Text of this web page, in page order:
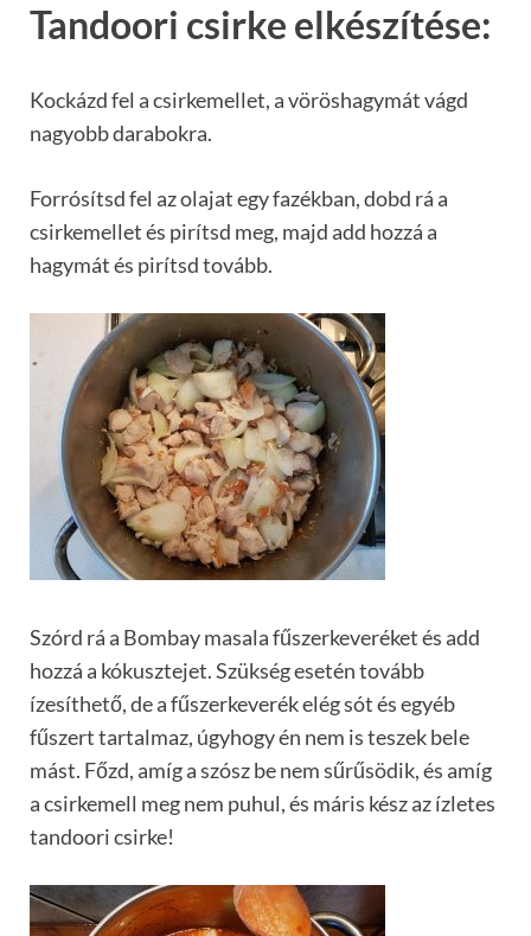
Tandoori csirke elkészítése:
Kockázd fel a csirkemellet, a vöröshagymát vágd
nagyobb darabokra.
Forrósítsd fel az olajat egy fazékban, dobd rá a
csirkemellet és pirítsd meg, majd add hozzá a
hagymát és pirítsd tovább.
Szórd rá a Bombay masala fűszerkeveréket és add
hozzá a kókusztejet. Szükség esetén tovább
ízesíthető, de a fűszerkeverék elég sót és egyéb
fűszert tartalmaz, úgyhogy én nem is teszek bele
mást. Főzd, amíg a szósz be nem sűrűsödik, és amíg
a csirkemell meg nem puhul, és máris kész az ízletes
tandoori csirke!